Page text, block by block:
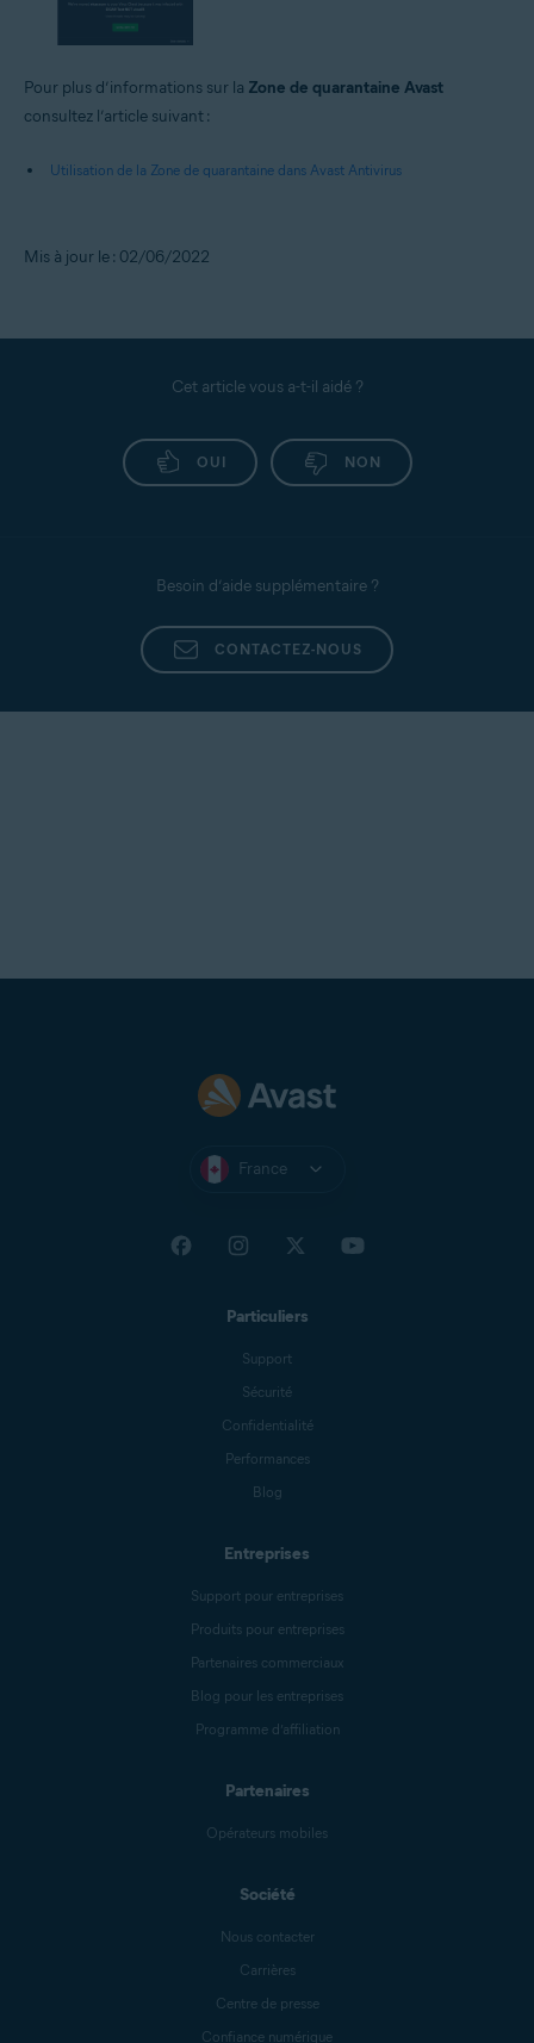
Pour plus d’informations sur la Zone de quarantaine Avast
consultez l’article suivant :
Utilisation de la Zone de quarantaine dans Avast Antivirus
Mis à jour le : 02/06/2022
Cet article vous a-t-il aidé ?
OUI NON
Besoin d’aide supplémentaire ?
CONTACTEZ-NOUS
France
Particuliers
Support
Sécurité
Confidentialité
Performances
Blog
Entreprises
Support pour entreprises
Produits pour entreprises
Partenaires commerciaux
Blog pour les entreprises
Programme d’affiliation
Partenaires
Opérateurs mobiles
Société
Nous contacter
Carrières
Centre de presse
Confiance numérique